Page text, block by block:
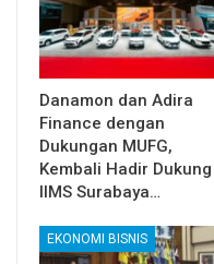
Danamon dan Adira
Finance dengan
Dukungan MUFG,
Kembali Hadir Dukung
IIMS Surabaya…
EKONOMI BISNIS